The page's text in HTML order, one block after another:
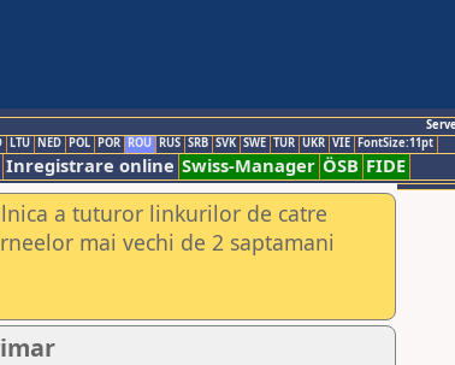
LTU NED POL POR ROU RUS SRB SVK SWE TUR UKR VIE FontSize:11pt
Inregistrare online Swiss-Manager ÖSB FIDE
a tuturor linkurilor de catre
mai vechi de 2 saptamani